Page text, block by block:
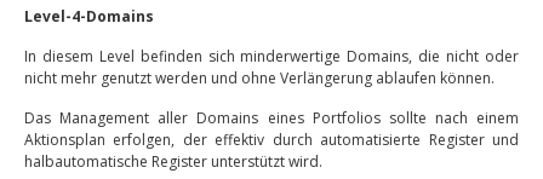
Level-4-Domains
In diesem Level befinden sich minderwertige Domains, die nicht oder
nicht mehr genutzt werden und ohne Verlängerung ablaufen können.
Das Management aller Domains eines Portfolios sollte nach einem
Aktionsplan erfolgen, der effektiv durch automatisierte Register und
halbautomatische Register unterstützt wird.